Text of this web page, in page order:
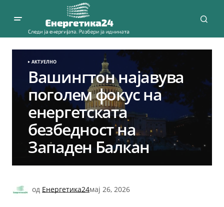
АКТУЕЛНО
Вашингтон најавува
поголем фокус на
енергетската
безбедност на
Западен Балкан
од Енергетика24мај 26, 2026